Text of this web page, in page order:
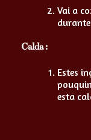
Vai a
Calda :
Estes
esta